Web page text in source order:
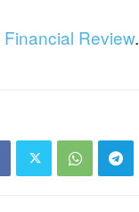
Financial Review.